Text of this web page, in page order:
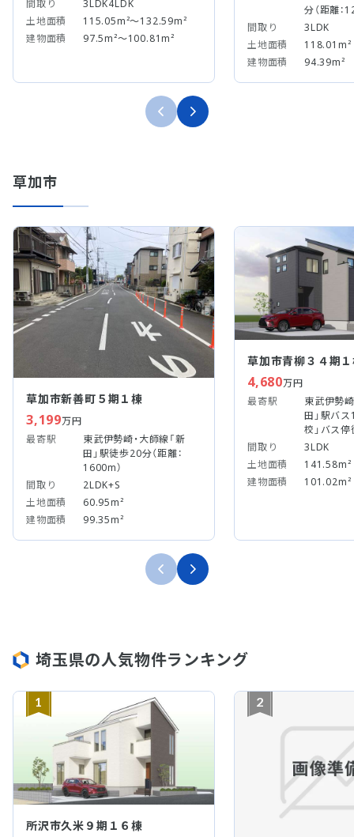
間取り
3LDK4LDK
土地面積
115.05m²～132.59m²
建物面積
97.5m²～100.81m²
分（距離：
間取り
3LDK
土地面積
118.01m²
建物面積
94.39m²
草加市
草加市新善町５期１棟
3,199万円
最寄駅
東武伊勢崎・大師線「新
田」駅徒歩20分（距離：
1600m）
間取り
2LDK+S
土地面積
60.95m²
建物面積
99.35m²
草加市青柳３４期
4,680万円
最寄駅
東武伊勢
田」駅バ
校」バス
間取り
3LDK
土地面積
141.58m²
建物面積
101.02m²
埼玉県の人気物件ランキング
1
所沢市久米９期１６棟
2